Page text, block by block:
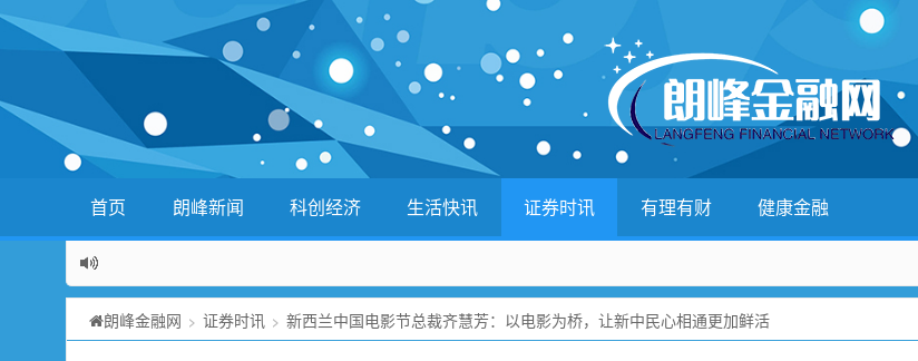
首页 朗峰新闻 科创经济 生活快讯 证券时讯 有理有财 健康金融
朗峰金融网 > 证券时讯 > 新西兰中国电影节总裁齐慧芳：以电影为桥，让新中民心相通更加鲜活